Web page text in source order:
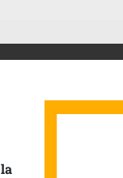
CRÍTICO | LA FALSA